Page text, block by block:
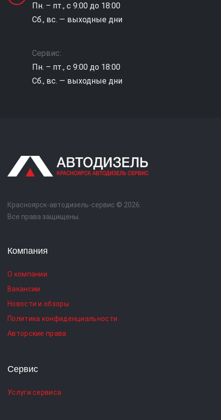
Пн. – пт., с 9:00 до 18:00
Сб., вс. — выходные дни
Сервис:
Пн. – пт., с 9:00 до 18:00
Сб., вс. — выходные дни
Красноярск-автодизель-сервис © 2026.
Все права защищены.
Компания
О компании
Вакансии
Новости и обзоры
Политика конфиденциальности
Авторские права
Сервис
Услуги сервиса